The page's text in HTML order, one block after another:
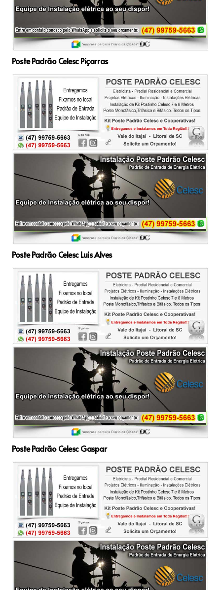
Poste Padrão Celesc Piçarras
Poste Padrão Celesc Luis Alves
Poste Padrão Celesc Gaspar